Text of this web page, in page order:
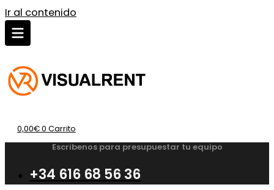
Ir al contenido
0,00€0 Carrito
Escribenos para presupuestar tu equipo
+34 616 68 56 36